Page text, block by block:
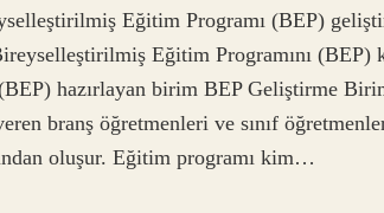
Eğitim Programı (BEP)
Eğitim Programını (BEP)
hazırlayan birim BEP Geliştirme
branş öğretmenleri ve sınıf
oluşur. Eğitim programı kim…